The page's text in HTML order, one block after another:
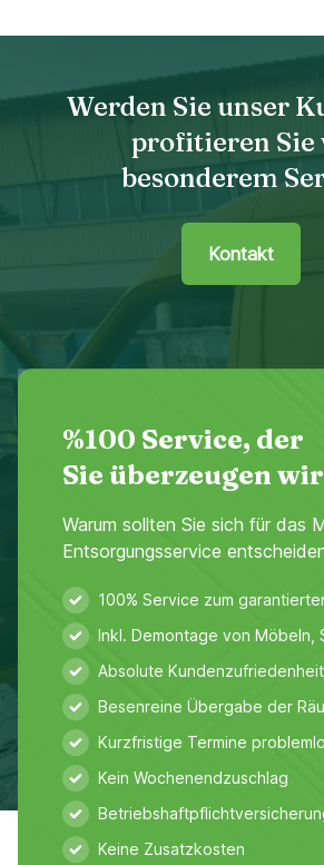
Werden Sie unser
profitieren Sie
besonderem
Kontakt
%100 Service, der
Sie überzeugen
Warum sollten Sie sich für das
Entsorgungsservice
100% Service zum
Inkl. Demontage von Möbeln,
Absolute Kundenzufriedenheit
Besenreine Übergabe der
Kurzfristige Termine
Kein Wochenendzuschlag
Keine Zusatzkosten